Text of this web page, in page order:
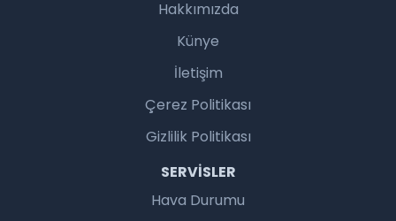
Hakkımızda
Künye
İletişim
Çerez Politikası
Gizlilik Politikası
SERVISLER
Hava Durumu